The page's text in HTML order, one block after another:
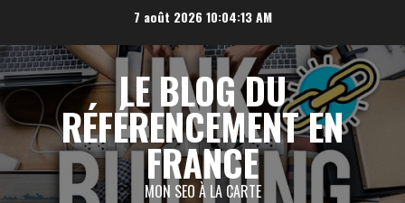
contenu
7 août 2026 10:04:13 AM
LE BLOG DU
RÉFÉRENCEMENT EN
FRANCE
MON SEO À LA CARTE